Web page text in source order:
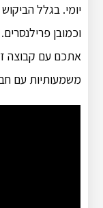
יומי. בגלל
וכמובן
אתכם עם קבוצה
משמעותיות עם